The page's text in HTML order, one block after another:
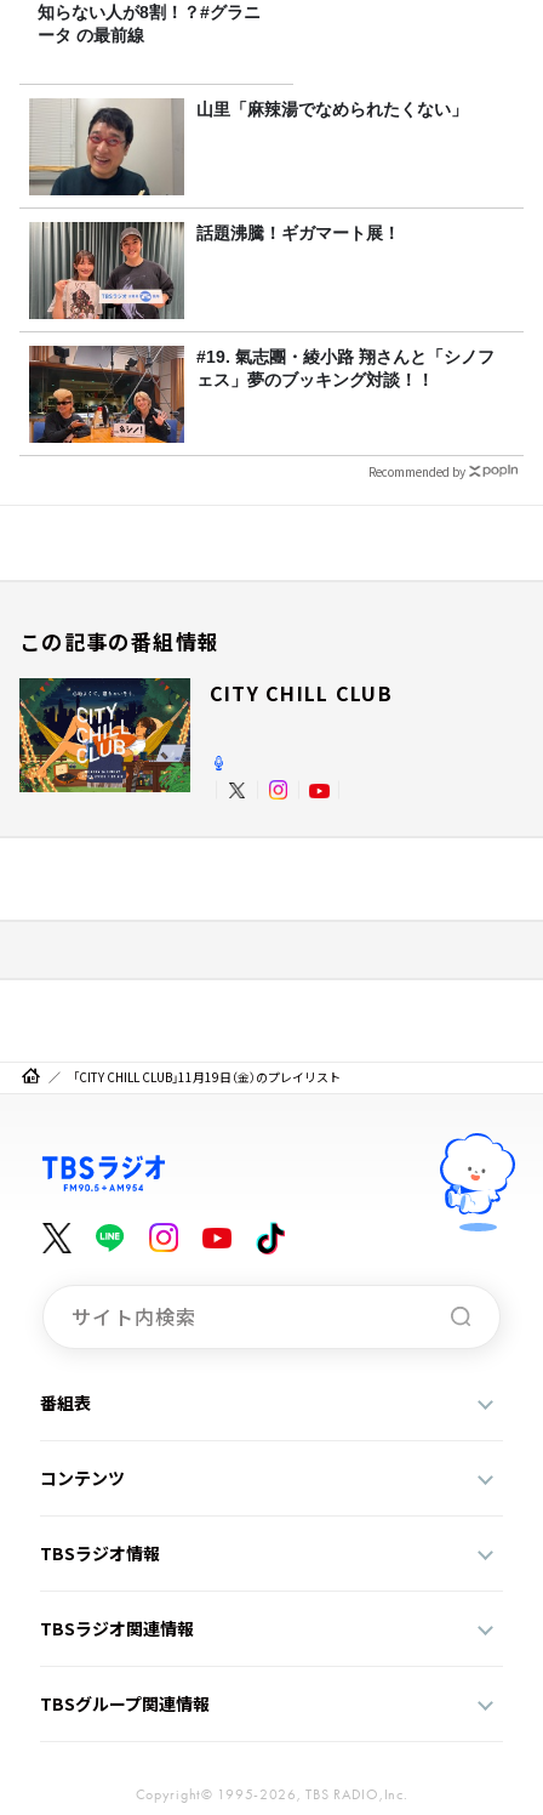
知らない人が8割！？#グラニ
ータ の最前線
山里「麻辣湯でなめられたくない」
話題沸騰！ギガマート展！
#19. 氣志團・綾小路 翔さんと「シノフ
ェス」夢のブッキング対談！！
Recommended by
この記事の番組情報
CITY CHILL CLUB
「CITY CHILL CLUB」11月19日（金）のプレイリスト
番組表
コンテンツ
TBSラジオ情報
TBSラジオ関連情報
TBSグループ関連情報
Copyright© 1995-2026, TBS RADIO,Inc.